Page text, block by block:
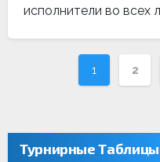
исполнители во всех
по
1 2
Турнирные Таблицы